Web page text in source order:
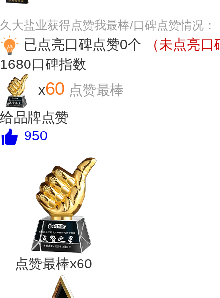
久大盐业获得点赞我最棒/口碑点赞情况：
已点亮口碑点赞0个
（未点亮
1680口碑指数
x60 点赞最棒
给品牌点赞
950
点赞最棒x60